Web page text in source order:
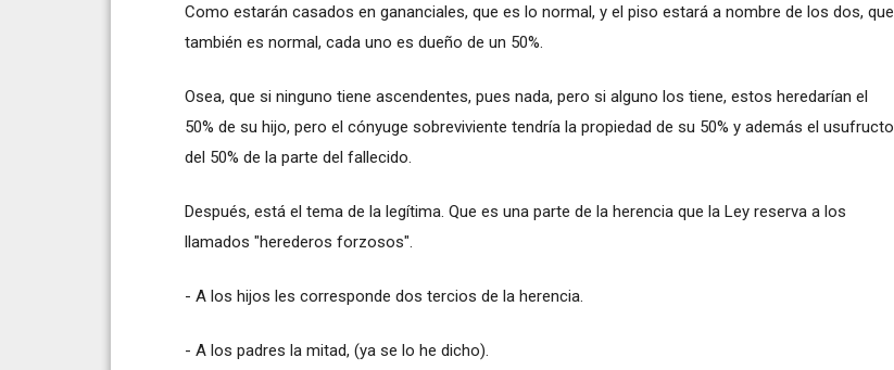
Como estarán casados en gananciales, que es lo normal, y el piso estará a nombre de los dos, que
también es normal, cada uno es dueño de un 50%.
Osea, que si ninguno tiene ascendentes, pues nada, pero si alguno los tiene, estos heredarían el
50% de su hijo, pero el cónyuge sobreviviente tendría la propiedad de su 50% y además el usufructo
del 50% de la parte del fallecido.
Después, está el tema de la legítima. Que es una parte de la herencia que la Ley reserva a los
llamados "herederos forzosos".
- A los hijos les corresponde dos tercios de la herencia.
- A los padres la mitad, (ya se lo he dicho).